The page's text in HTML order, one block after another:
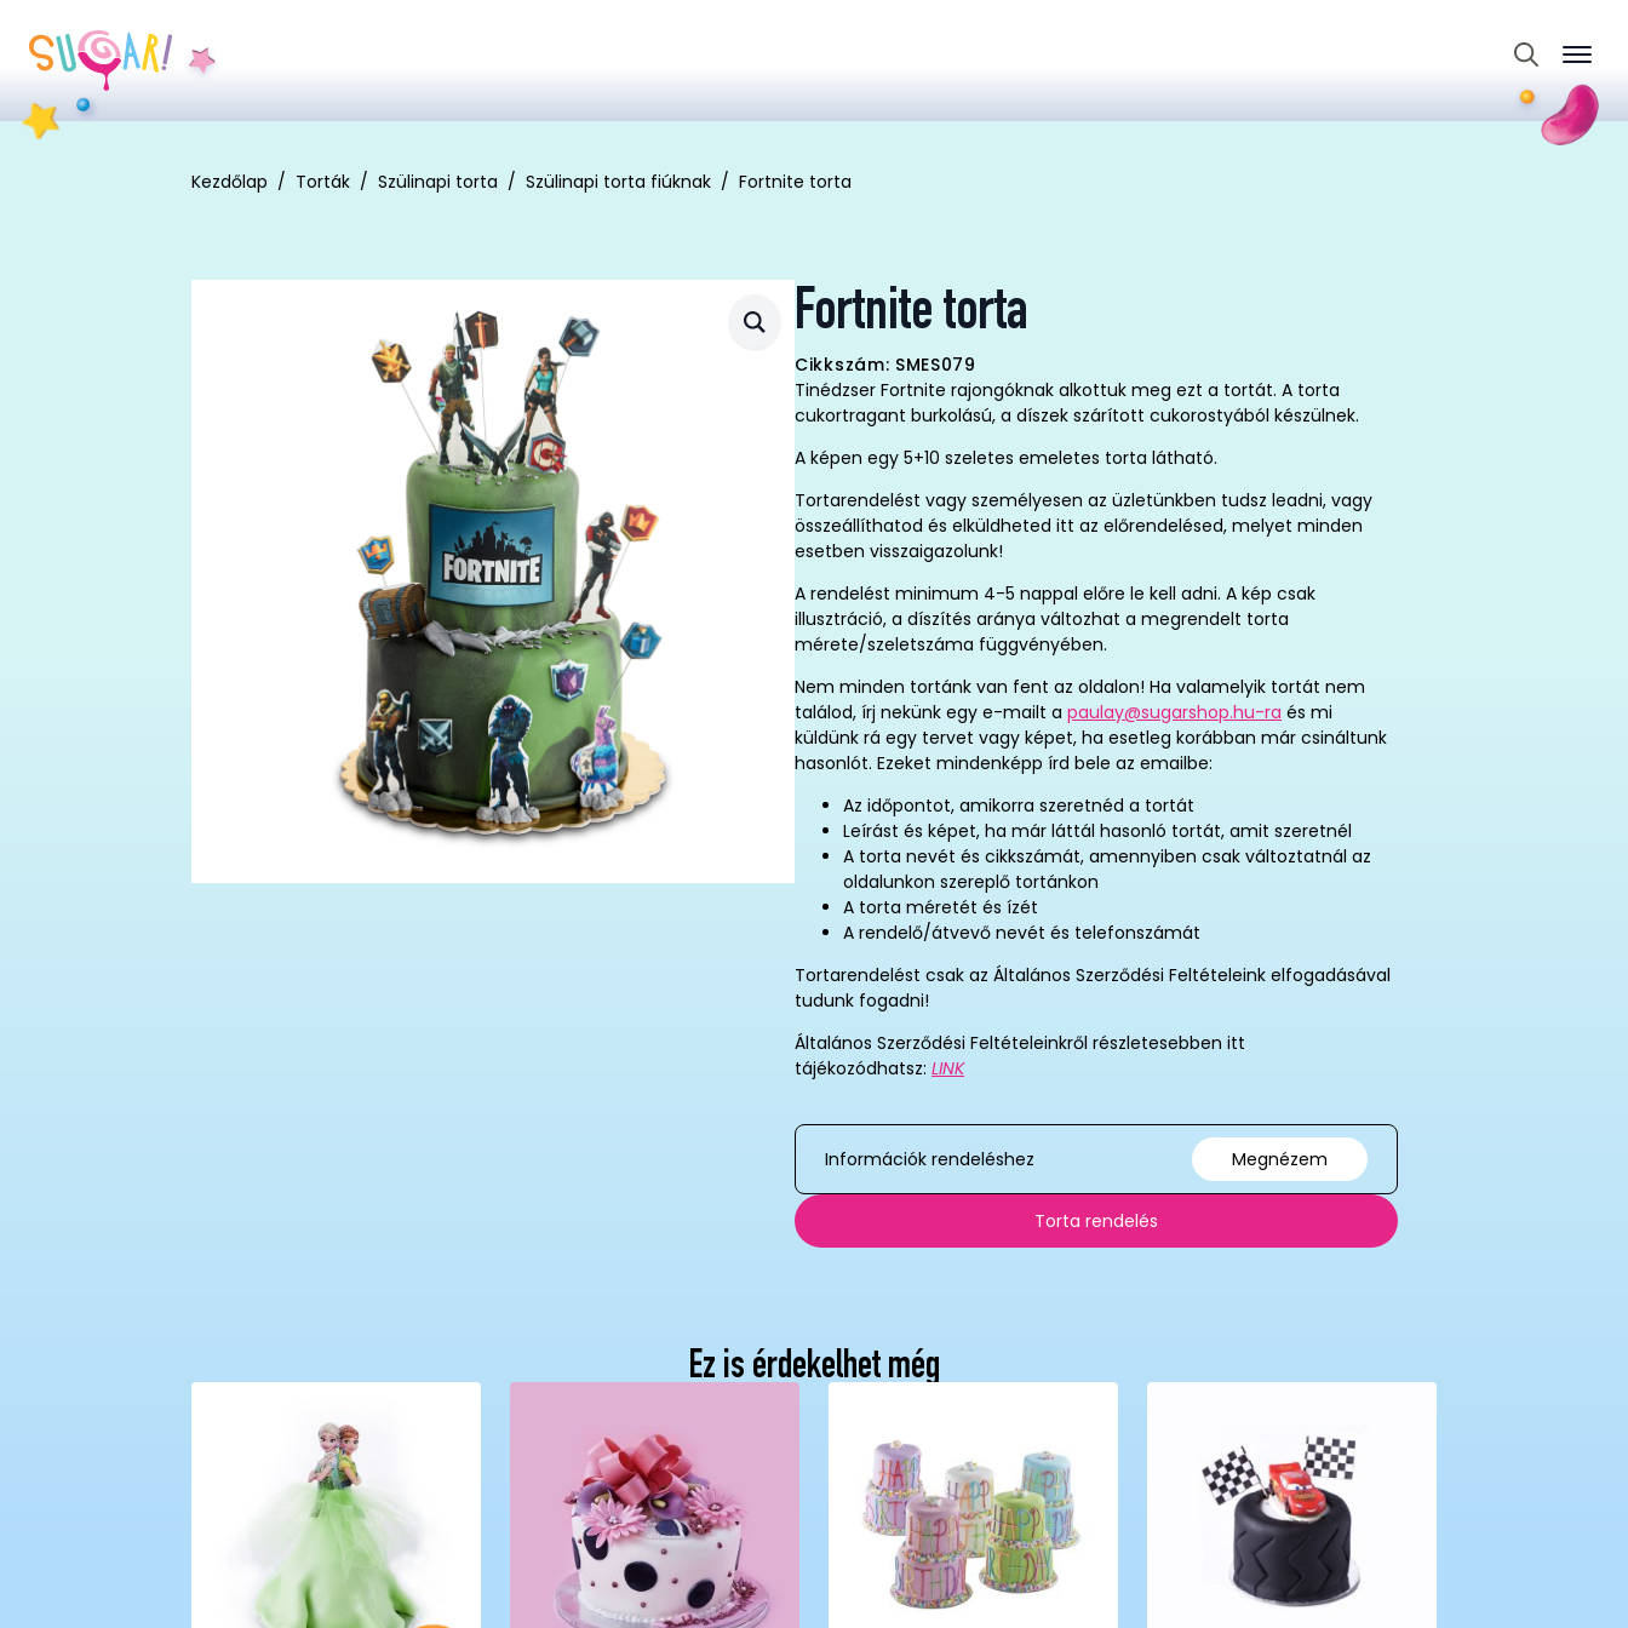
for:
Kezdőlap Torták Szülinapi torta Szülinapi torta fiúknak Fortnite torta
Fortnite torta
Cikkszám: SMES079
Tinédzser Fortnite rajongóknak alkottuk meg ezt a tortát. A torta
cukortragant burkolású, a díszek szárított cukorostyából készülnek.
A képen egy 5+10 szeletes emeletes torta látható.
Tortarendelést vagy személyesen az üzletünkben tudsz leadni, vagy
összeállíthatod és elküldheted itt az előrendelésed, melyet minden
esetben visszaigazolunk!
A rendelést minimum 4-5 nappal előre le kell adni. A kép csak
illusztráció, a díszítés aránya változhat a megrendelt torta
mérete/szeletszáma függvényében.
Nem minden tortánk van fent az oldalon! Ha valamelyik tortát nem
találod, írj nekünk egy e-mailt a paulay@sugarshop.hu-ra és mi
küldünk rá egy tervet vagy képet, ha esetleg korábban már csináltunk
hasonlót. Ezeket mindenképp írd bele az emailbe:
Az időpontot, amikorra szeretnéd a tortát
Leírást és képet, ha már láttál hasonló tortát, amit szeretnél
A torta nevét és cikkszámát, amennyiben csak változtatnál az
oldalunkon szereplő tortánkon
A torta méretét és ízét
A rendelő/átvevő nevét és telefonszámát
Tortarendelést csak az Általános Szerződési Feltételeink elfogadásával
tudunk fogadni!
Általános Szerződési Feltételeinkről részletesebben itt
tájékozódhatsz: LINK
Információk rendeléshez Megnézem
Torta rendelés
Ez is érdekelhet még